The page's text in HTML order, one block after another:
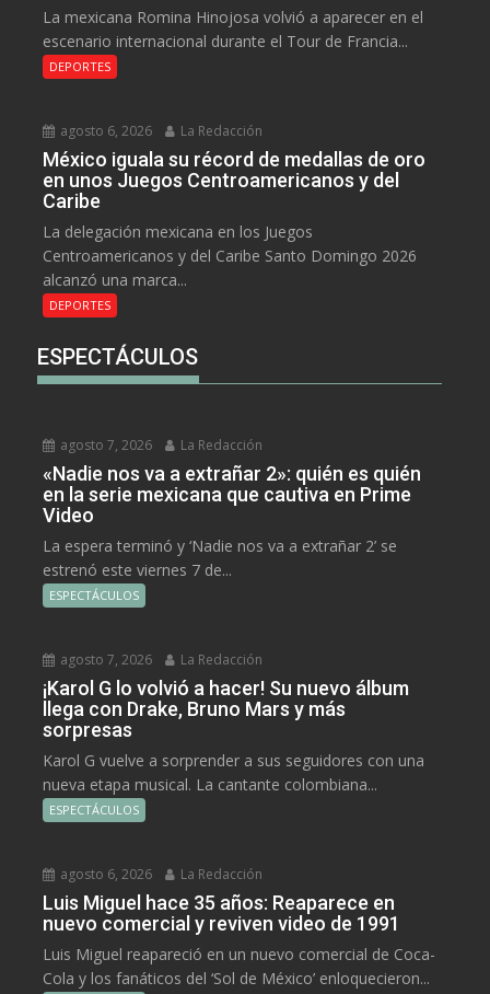
La mexicana Romina Hinojosa volvió a aparecer en el
escenario internacional durante el Tour de Francia...
DEPORTES
agosto 6, 2026 La Redacción
México iguala su récord de medallas de oro
en unos Juegos Centroamericanos y del
Caribe
La delegación mexicana en los Juegos
Centroamericanos y del Caribe Santo Domingo 2026
alcanzó una marca...
DEPORTES
ESPECTÁCULOS
agosto 7, 2026 La Redacción
«Nadie nos va a extrañar 2»: quién es quién
en la serie mexicana que cautiva en Prime
Video
La espera terminó y ‘Nadie nos va a extrañar 2’ se
estrenó este viernes 7 de...
ESPECTÁCULOS
agosto 7, 2026 La Redacción
¡Karol G lo volvió a hacer! Su nuevo álbum
llega con Drake, Bruno Mars y más
sorpresas
Karol G vuelve a sorprender a sus seguidores con una
nueva etapa musical. La cantante colombiana...
ESPECTÁCULOS
agosto 6, 2026 La Redacción
Luis Miguel hace 35 años: Reaparece en
nuevo comercial y reviven video de 1991
Luis Miguel reapareció en un nuevo comercial de Coca-
Cola y los fanáticos del ‘Sol de México’ enloquecieron...